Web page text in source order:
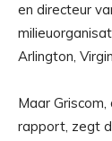
en directeur
Arlington,
Maar
rapport, zegt